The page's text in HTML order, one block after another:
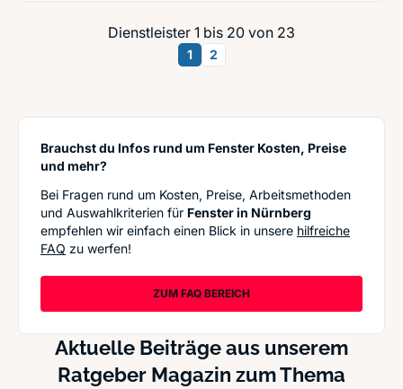
Dienstleister 1 bis 20 von 23
1 2
Brauchst du Infos rund um Fenster Kosten, Preise
und mehr?
Bei Fragen rund um Kosten, Preise, Arbeitsmethoden
und Auswahlkriterien für Fenster in Nürnberg
empfehlen wir einfach einen Blick in unsere hilfreiche
FAQ zu werfen!
ZUM FAQ BEREICH
Aktuelle Beiträge aus unserem
Ratgeber Magazin zum Thema